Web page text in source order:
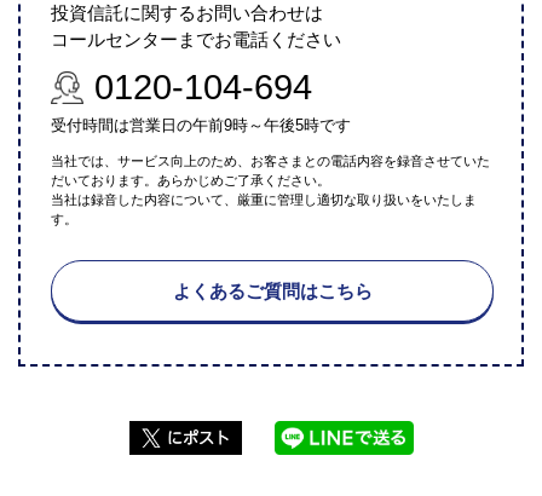
投資信託に関するお問い合わせは
コールセンターまでお電話ください
0120-104-694
受付時間は営業日の午前9時～午後5時です
当社では、サービス向上のため、お客さまとの電話内容を録音させていた
だいております。あらかじめご了承ください。
当社は録音した内容について、厳重に管理し適切な取り扱いをいたしま
す。
よくあるご質問はこちら